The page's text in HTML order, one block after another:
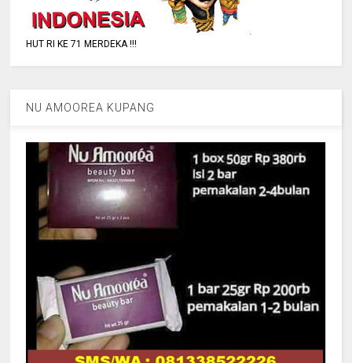
HUT RI KE 71 MERDEKA !!!
NU AMOOREA KUPANG